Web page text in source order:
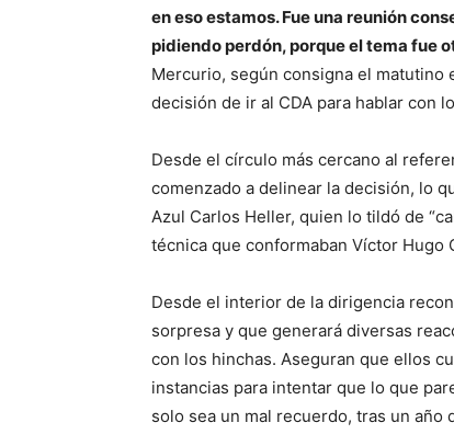
en eso estamos. Fue una reunión
pidiendo perdón, porque el tema fue
Mercurio, según consigna el matutino
decisión de ir al CDA para hablar con
Desde el círculo más cercano al
comenzado a delinear la decisión, lo
Azul Carlos Heller, quien lo tildó de
técnica que conformaban Víctor Hugo
Desde el interior de la dirigencia
sorpresa y que generará diversas
con los hinchas. Aseguran que ellos
instancias para intentar que lo que
solo sea un mal recuerdo, tras un